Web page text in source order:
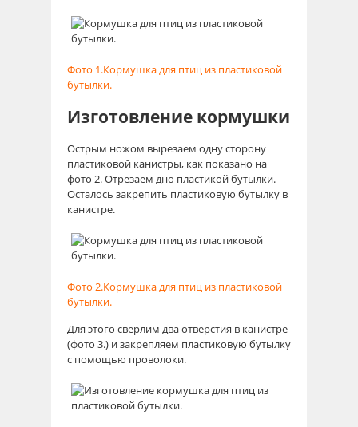
Фото 1.Кормушка для птиц из пластиковой
бутылки.
Изготовление кормушки
Острым ножом вырезаем одну сторону
пластиковой канистры, как показано на
фото 2. Отрезаем дно пластикой бутылки.
Осталось закрепить пластиковую бутылку в
канистре.
Фото 2.Кормушка для птиц из пластиковой
бутылки.
Для этого сверлим два отверстия в канистре
(фото 3.) и закрепляем пластиковую бутылку
с помощью проволоки.